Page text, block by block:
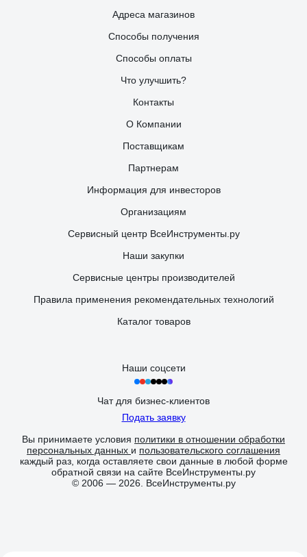
Адреса магазинов
Способы получения
Способы оплаты
Что улучшить?
Контакты
О Компании
Поставщикам
Партнерам
Информация для инвесторов
Организациям
Сервисный центр ВсеИнструменты.ру
Наши закупки
Сервисные центры производителей
Правила применения рекомендательных технологий
Каталог товаров
Наши соцсети
Чат для бизнес-клиентов
Подать заявку
Вы принимаете условия политики в отношении обработки
персональных данных и пользовательского соглашения
каждый раз, когда оставляете свои данные в любой форме
обратной связи на сайте ВсеИнструменты.ру
© 2006 — 2026. ВсеИнструменты.ру